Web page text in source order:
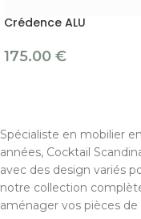
Crédence ALU
175.00 €
Spécialiste en mobilier
années, Cocktail
avec des design variés
notre collection
aménager vos pièces de